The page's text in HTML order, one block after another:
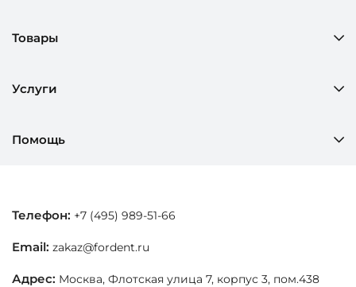
Товары
Услуги
Помощь
Телефон: +7 (495) 989-51-66
Email: zakaz@fordent.ru
Адрес: Москва, Флотская улица 7, корпус 3, пом.438